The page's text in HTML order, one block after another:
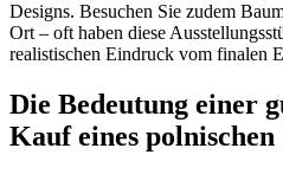
Designs. Besuchen Sie zudem
Ort – oft haben diese
realistischen Eindruck vom finalen
Die Bedeutung einer
Kauf eines polnischen